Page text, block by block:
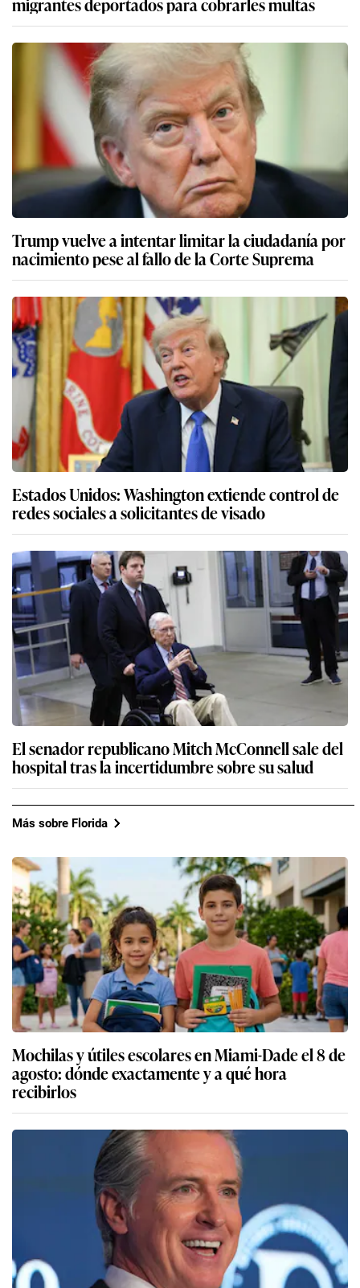
Trump vuelve a intentar limitar la ciudadanía por
nacimiento pese al fallo de la Corte Suprema
Estados Unidos: Washington extiende control de
redes sociales a solicitantes de visado
El senador republicano Mitch McConnell sale del
hospital tras la incertidumbre sobre su salud
Más sobre Florida
Mochilas y útiles escolares en Miami-Dade el 8 de
agosto: dónde exactamente y a qué hora
recibirlos